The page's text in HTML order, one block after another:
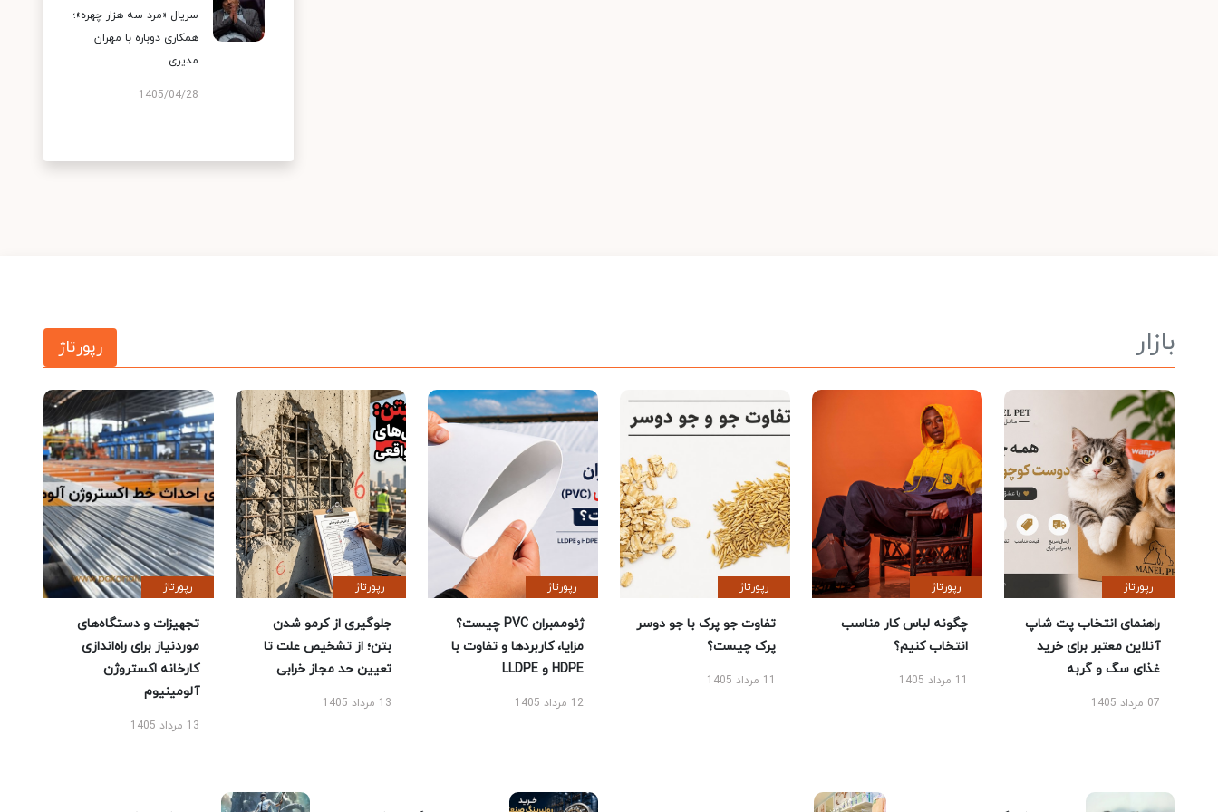
سریال «مرد سه هزار چهره»؛
همکاری دوباره با مهران
مدیری
1405/04/28
بازار رپورتاژ
رپورتاژ
راهنمای انتخاب پت شاپ
آنلاین معتبر برای خرید
غذای سگ و گربه
07 مرداد 1405
رپورتاژ
چگونه لباس کار مناسب
انتخاب کنیم؟
11 مرداد 1405
رپورتاژ
تفاوت جو پرک با جو دوسر
پرک چیست؟
11 مرداد 1405
رپورتاژ
ژئوممبران PVC چیست؟
مزایا، کاربردها و تفاوت با
HDPE و LLDPE
12 مرداد 1405
رپورتاژ
جلوگیری از کرمو شدن
بتن؛ از تشخیص علت تا
تعیین حد مجاز خرابی
13 مرداد 1405
رپورتاژ
تجهیزات و دستگاه‌های
موردنیاز برای راه‌اندازی
کارخانه اکستروژن
آلومینیوم
13 مرداد 1405